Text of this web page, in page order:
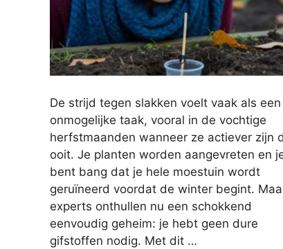
De strijd tegen slakken voelt vaak als een
onmogelijke taak, vooral in de vochtige
herfstmaanden wanneer ze actiever zijn
ooit. Je planten worden aangevreten en
bent bang dat je hele moestuin wordt
geruïneerd voordat de winter begint.
experts onthullen nu een schokkend
eenvoudig geheim: je hebt geen dure
gifstoffen nodig. Met dit …